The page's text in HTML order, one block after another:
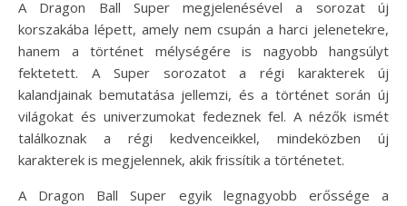
A Dragon Ball Super megjelenésével a sorozat új
korszakába lépett, amely nem csupán a harci jelenetekre,
hanem a történet mélységére is nagyobb hangsúlyt
fektetett. A Super sorozatot a régi karakterek új
kalandjainak bemutatása jellemzi, és a történet során új
világokat és univerzumokat fedeznek fel. A nézők ismét
találkoznak a régi kedvenceikkel, mindeközben új
karakterek is megjelennek, akik frissítik a történetet.
A Dragon Ball Super egyik legnagyobb erőssége a